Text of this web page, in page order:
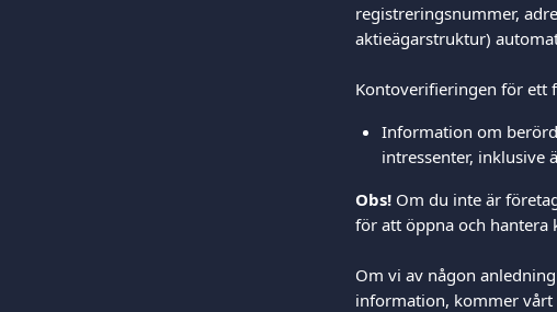
registreringsnummer,
aktieägarstruktur)
Kontoverifieringen för ett
Information om
intressenter, inklusive
Obs! Om du inte är
för att öppna och hantera
Om vi av någon
information, kommer